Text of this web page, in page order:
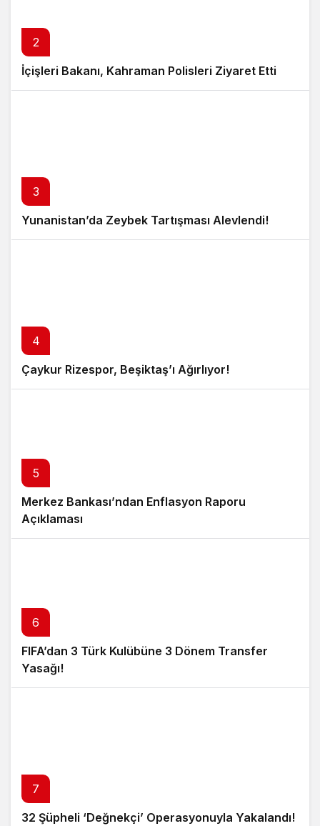
2
İçişleri Bakanı, Kahraman Polisleri Ziyaret Etti
3
Yunanistan’da Zeybek Tartışması Alevlendi!
4
Çaykur Rizespor, Beşiktaş’ı Ağırlıyor!
5
Merkez Bankası’ndan Enflasyon Raporu
Açıklaması
6
FIFA’dan 3 Türk Kulübüne 3 Dönem Transfer
Yasağı!
7
32 Şüpheli ‘Değnekçi’ Operasyonuyla Yakalandı!